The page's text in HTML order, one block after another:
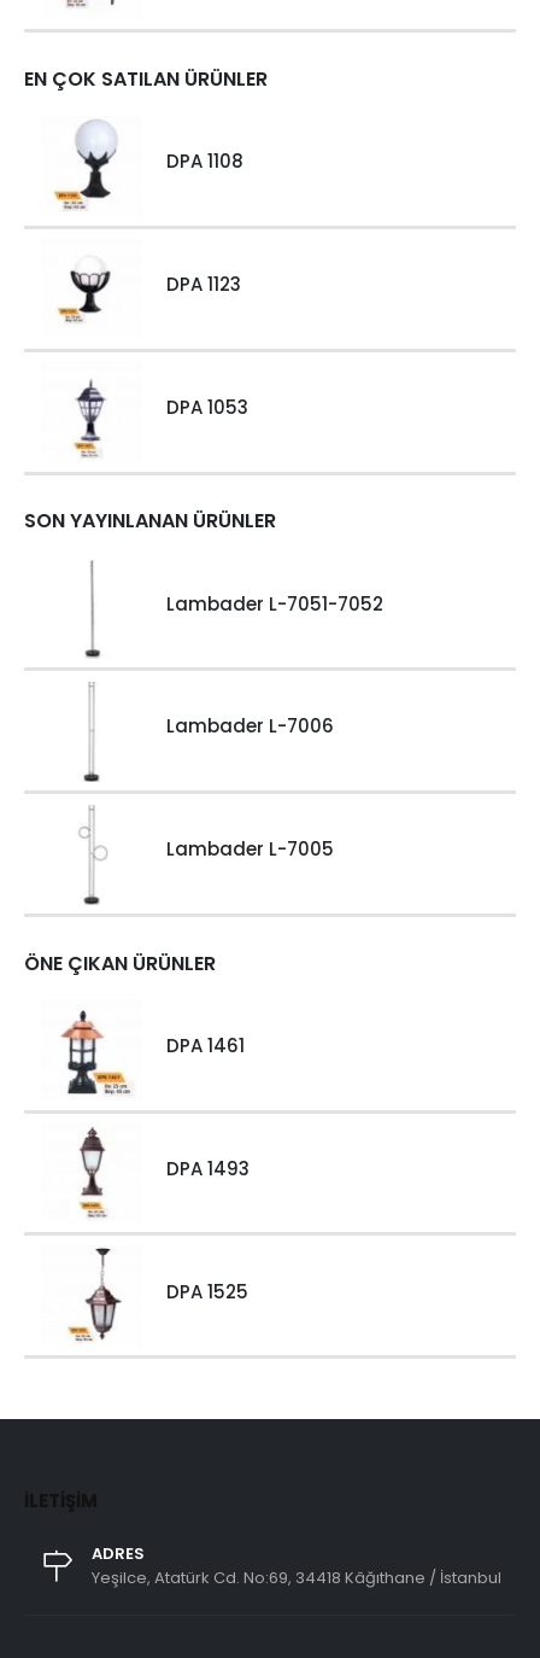
EN ÇOK SATILAN ÜRÜNLER
DPA 1108
DPA 1123
DPA 1053
SON YAYINLANAN ÜRÜNLER
Lambader L-7051-7052
Lambader L-7006
Lambader L-7005
ÖNE ÇIKAN ÜRÜNLER
DPA 1461
DPA 1493
DPA 1525
İLETIŞIM
ADRES
Yeşilce, Atatürk Cd. No:69, 34418 Kâğıthane / İstanbul